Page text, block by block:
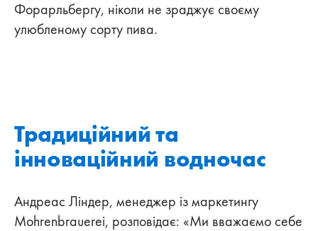
Форарльбергу, ніколи не зраджує своєму
улюбленому сорту пива.
Традиційний та
інноваційний водночас
Андреас Ліндер, менеджер із маркетингу
Mohrenbrauerei, розповідає: «Ми вважаємо себе